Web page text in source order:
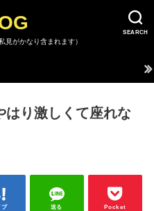
SEARCH
見がかなり含まれます）
はり激しくて座れな
ブ 送る Pocket